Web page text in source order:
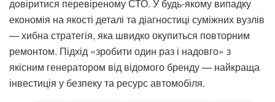
довіритися перевіреному СТО. У будь-якому випадку
економія на якості деталі та діагностиці суміжних вузлів
— хибна стратегія, яка швидко окупиться повторним
ремонтом. Підхід «зробити один раз і надовго» з
якісним генератором від відомого бренду — найкраща
інвестиція у безпеку та ресурс автомобіля.